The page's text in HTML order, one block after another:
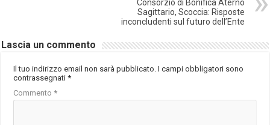
Consorzio di Bonifica Aterno
Sagittario, Scoccia: Risposte
inconcludenti sul futuro dell’Ente
Lascia un commento
Il tuo indirizzo email non sarà pubblicato. I campi obbligatori sono
contrassegnati*
Commento*